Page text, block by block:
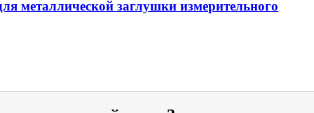
металлической заглушки измерительного